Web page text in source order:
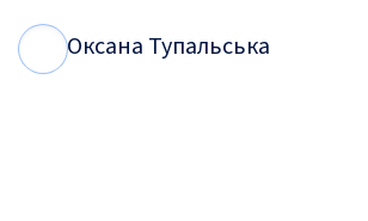
Оксана Тупальська